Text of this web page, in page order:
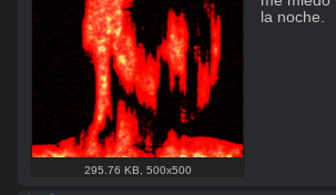
295.76 KB 500x500
la noche.